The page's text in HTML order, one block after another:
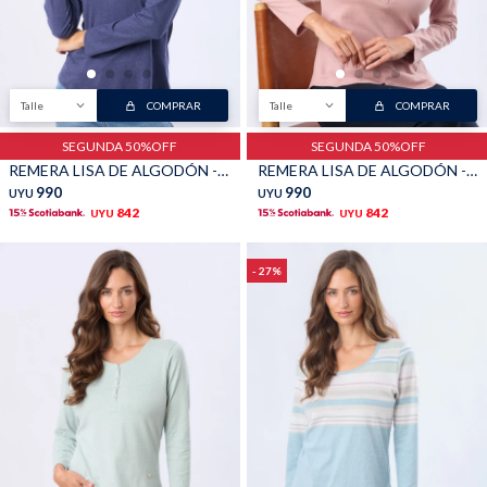
Talle COMPRAR
SEGUNDA 50%OFF
REMERA LISA DE ALGODÓN - Azul
UYU 990
UYU 842
Talle COMPRAR
SEGUNDA 50%OFF
REMERA LISA DE ALGODÓN - Rosado
UYU 990
UYU 842
27